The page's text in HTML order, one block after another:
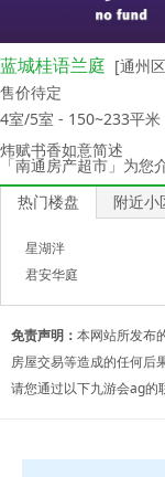
蓝城桂语兰庭 [通州
售价待定
4室/5室 - 150~233平米
道达尚瑞
[中创区]
售价待定
3室/4室 - 127~167平米
炜赋书香如意简述
「南通房产超市」为您
热门楼盘
附近小
星湖泮
君安华庭
免责声明： 本网站所发布
房屋交易等造成的任何后
请您通过以下九游会ag的